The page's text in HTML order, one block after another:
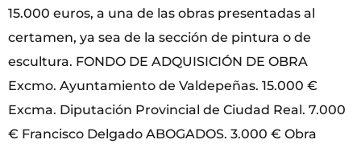
15.000 euros, a una de las obras presentadas al
certamen, ya sea de la sección de pintura o de
escultura. FONDO DE ADQUISICIÓN DE OBRA
Excmo. Ayuntamiento de Valdepeñas. 15.000 €
Excma. Diputación Provincial de Ciudad Real. 7.000
€ Francisco Delgado ABOGADOS. 3.000 € Obra